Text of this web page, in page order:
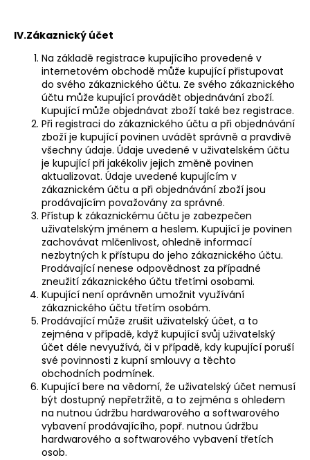
IV.Zákaznický účet
Na základě registrace kupujícího provedené v
internetovém obchodě může kupující přistupovat
do svého zákaznického účtu. Ze svého zákaznického
účtu může kupující provádět objednávání zboží.
Kupující může objednávat zboží také bez registrace.
Při registraci do zákaznického účtu a při objednávání
zboží je kupující povinen uvádět správně a pravdivě
všechny údaje. Údaje uvedené v uživatelském účtu
je kupující při jakékoliv jejich změně povinen
aktualizovat. Údaje uvedené kupujícím v
zákaznickém účtu a při objednávání zboží jsou
prodávajícím považovány za správné.
Přístup k zákaznickému účtu je zabezpečen
uživatelským jménem a heslem. Kupující je povinen
zachovávat mlčenlivost, ohledně informací
nezbytných k přístupu do jeho zákaznického účtu.
Prodávající nenese odpovědnost za případné
zneužití zákaznického účtu třetími osobami.
Kupující není oprávněn umožnit využívání
zákaznického účtu třetím osobám.
Prodávající může zrušit uživatelský účet, a to
zejména v případě, když kupující svůj uživatelský
účet déle nevyužívá, či v případě, kdy kupující poruší
své povinnosti z kupní smlouvy a těchto
obchodních podmínek.
Kupující bere na vědomí, že uživatelský účet nemusí
být dostupný nepřetržitě, a to zejména s ohledem
na nutnou údržbu hardwarového a softwarového
vybavení prodávajícího, popř. nutnou údržbu
hardwarového a softwarového vybavení třetích
osob.